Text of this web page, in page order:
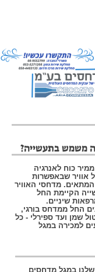
משמש בתעשייה?
כוח לאנרגיה
אוויר שבאפשרות
מדחסי האוויר
הקיימת החל
שיניים.​
החל ממדחס בורגי,
שמן ועד ספירלי - כל
למכירה במגל
במגל מדחסים